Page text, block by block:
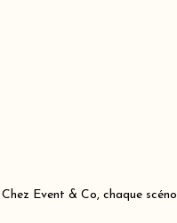
Chez Event & Co, chaque